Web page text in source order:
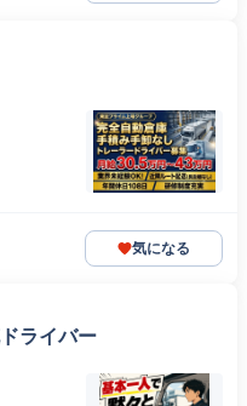
気になる
ライバー